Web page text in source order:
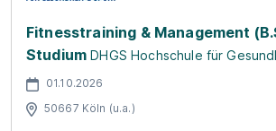
Fitnesstraining & Management
Studium DHGS Hochschule für
01.10.2026
50667 Köln (u.a.)